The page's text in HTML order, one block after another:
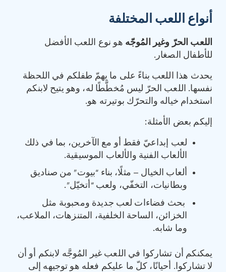
أنواع اللعب المختلفة
اللعب الحرّ وغير المُوجّه هو نوع اللعب الأفضل
للأطفال الصغار.
يحدث هذا اللعب بناءً على ما يهمّ طفلكم في اللحظة
نفسها. اللعب الحرّ ليس مُخطَّطًا له، وهو يتيح لابنكم
استخدام خياله والتحرّك بوتيرته هو.
إليكم بعض الأمثلة:
لعب إبداعيّ فقط أو مع الآخرين، بما في ذلك
الألعاب الفنية والألعاب الموسيقية.
ألعاب الخيال – مثلًا، بناء “بيوت” من صناديق
وبطانيات، التخفّي، ولعب “أتخيّل”.
بحث فضاءات لعب جديدة ومحبوبة مثل
الخزائن، الساحة الخلفية، المتنزهات، الملاعب،
وما شابه.
يمكنكم أن تشاركوا في اللعب غير المُوجَّه لابنكم أو أن
لا تشاركوا. أحيانًا، كلّ ما عليكم فعله هو توجيهه إلى